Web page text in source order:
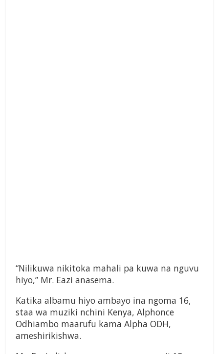
“Nilikuwa nikitoka mahali pa kuwa na nguvu
hiyo,” Mr. Eazi anasema.
Katika albamu hiyo ambayo ina ngoma 16,
staa wa muziki nchini Kenya, Alphonce
Odhiambo maarufu kama Alpha ODH,
ameshirikishwa.